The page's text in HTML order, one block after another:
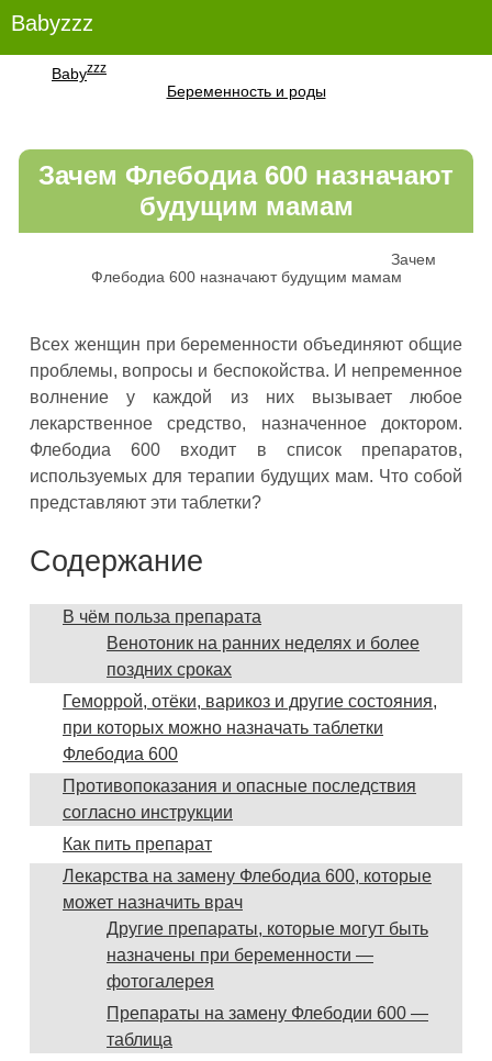
Babyzzz
Babyzzz
Беременность и роды
Зачем
Флебодиа 600 назначают будущим мамам
Зачем Флебодиа 600 назначают
будущим мамам
Всех женщин при беременности объединяют общие
проблемы, вопросы и беспокойства. И непременное
волнение у каждой из них вызывает любое
лекарственное средство, назначенное доктором.
Флебодиа 600 входит в список препаратов,
используемых для терапии будущих мам. Что собой
представляют эти таблетки?
Содержание
В чём польза препарата
Венотоник на ранних неделях и более
поздних сроках
Геморрой, отёки, варикоз и другие состояния,
при которых можно назначать таблетки
Флебодиа 600
Противопоказания и опасные последствия
согласно инструкции
Как пить препарат
Лекарства на замену Флебодиа 600, которые
может назначить врач
Другие препараты, которые могут быть
назначены при беременности —
фотогалерея
Препараты на замену Флебодии 600 —
таблица